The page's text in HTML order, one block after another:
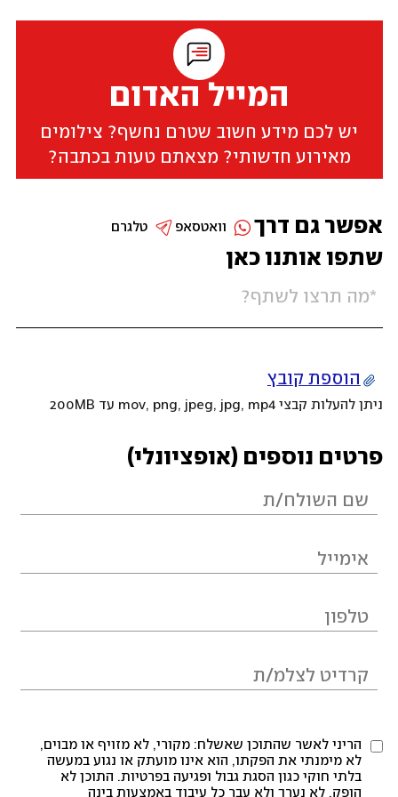
המייל האדום
יש לכם מידע חשוב שטרם נחשף? צילומים
מאירוע חדשותי? מצאתם טעות בכתבה?
שתפו אותנו כאן
הוספת קובץ
ניתן להעלות קבצי mov, png, jpeg, jpg, mp4 עד 200MB
פרטים נוספים (אופציונלי)
הריני לאשר שהתוכן שאשלח: מקורי, לא מזויף או מבוים,
לא מימנתי את הפקתו, הוא אינו מועתק או נגוע במעשה
בלתי חוקי כגון הסגת גבול ופגיעה בפרטיות. התוכן לא
הופק, לא נערך ולא עבר כל עיבוד באמצעות בינה
אפשר גם דרך טלגרם וואטסאפ